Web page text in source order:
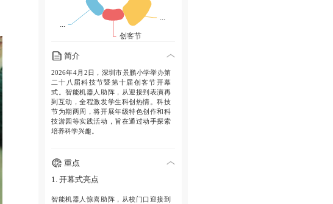
简介
2026年4月2日，深圳市景鹏小学举办第
二十八届科技节暨第十届创客节开幕
式。智能机器人助阵，从迎接到表演再
到互动，全程激发学生科创热情。科技
节为期两周，将开展年级特色创作和科
技游园等实践活动，旨在通过动手探索
培养科学兴趣。
重点
1. 开幕式亮点
智能机器人惊喜助阵，从校门口迎接到